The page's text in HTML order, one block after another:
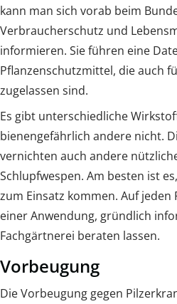
kann man sich vorab beim
Verbraucherschutz und
informieren. Sie führen eine
Pflanzenschutzmittel, die auch
zugelassen sind.
Es gibt unterschiedliche
bienengefährlich andere nicht.
vernichten auch andere
Schlupfwespen. Am besten ist
zum Einsatz kommen. Auf jeden
einer Anwendung, gründlich
Fachgärtnerei beraten lassen.
Vorbeugung
Die Vorbeugung gegen